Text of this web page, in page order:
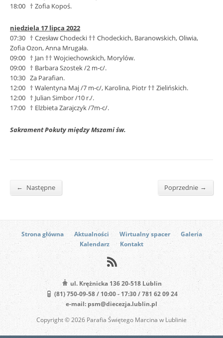
18:00 † Zofia Kopoś.
niedziela 17 lipca 2022
07:30 † Czesław Chodecki †† Chodeckich, Baranowskich, Oliwia,
Zofia Ozon, Anna Mrugała.
09:00 † Jan †† Wojciechowskich, Morylów.
09:00 † Barbara Szostek /2 m-c/.
10:30 Za Parafian.
12:00 † Walentyna Maj /7 m-c/, Karolina, Piotr †† Zielińskich.
12:00 † Julian Simbor /10 r./.
17:00 † Elżbieta Zarajczyk /7m-c/.
Sakrament Pokuty między Mszami św.
← Następne Poprzednie →
Strona główna Aktualności Wirtualny spacer
Galeria
Kalendarz
Kontakt
ul. Krężnicka 136 20-518 Lublin
(81) 750-09-58 / 10:00 - 17:30 / 781 62 09 24
e-mail: psm@diecezja.lublin.pl
Copyright © 2026 Parafia Świętego Marcina w Lublinie